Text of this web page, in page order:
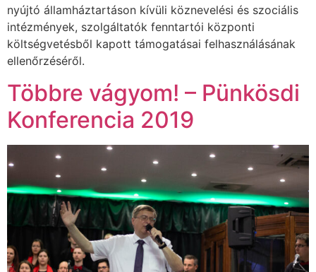
nyújtó államháztartáson kívüli köznevelési és szociális
intézmények, szolgáltatók fenntartói központi
költségvetésből kapott támogatásai felhasználásának
ellenőrzéséről.
Többre vágyom! – Pünkösdi
Konferencia 2019